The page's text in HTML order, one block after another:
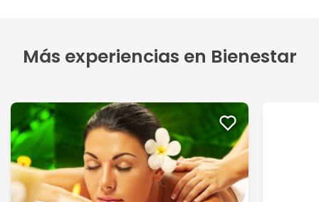
Más experiencias en Bienestar